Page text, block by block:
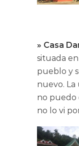
» Casa
situada
pueblo y
nuevo. La
no puedo
no lo vi